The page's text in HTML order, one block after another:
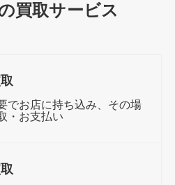
買取サービス
でお店に持ち込み、その場
・お支払い